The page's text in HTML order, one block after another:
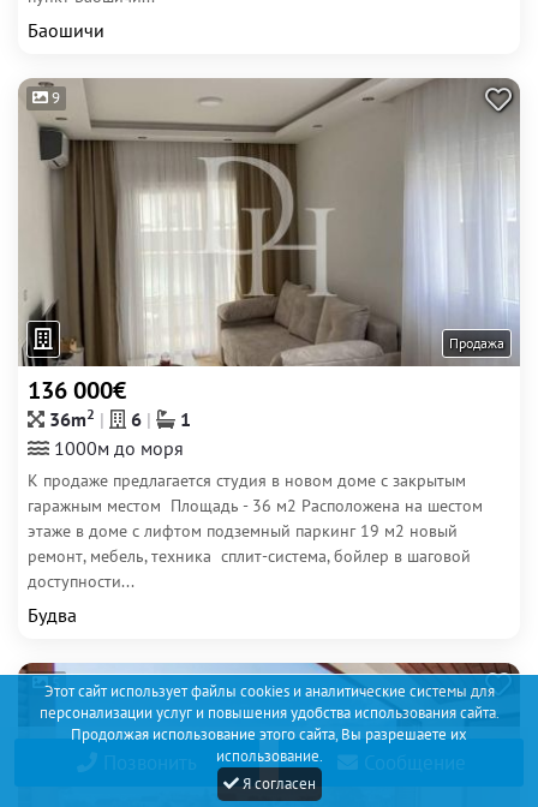
Этот сайт использует файлы cookies и аналитические системы для
персонализации услуг и повышения удобства использования сайта.
Продолжая использование этого сайта, Вы разрешаете их
использование.
Я согласен
Баошичи
9
Продажа
136 000€
36m2 6
1
1000м до моря
К продаже предлагается студия в новом доме с закрытым
гаражным местом Площадь - 36 м2 Расположена на шестом
этаже в доме с лифтом подземный паркинг 19 м2 новый
ремонт, мебель, техника сплит-система, бойлер в шаговой
доступности...
Будва
5
Позвонить Сообщение